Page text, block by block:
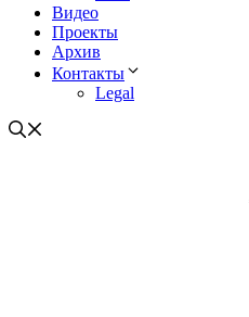
Видео
Проекты
Архив
Контакты
Legal